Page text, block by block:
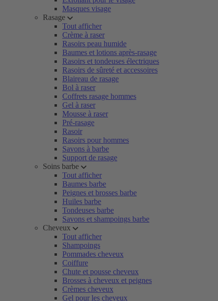
Masques visage
Rasage
Tout afficher
Crème à raser
Rasoirs peau humide
Baumes et lotions après-rasage
Rasoirs et tondeuses électriques
Rasoirs de sûreté et accessoires
Blaireau de rasage
Bol à raser
Coffrets rasage hommes
Gel à raser
Mousse à raser
Pré-rasage
Rasoir
Rasoirs pour hommes
Savons à barbe
Support de rasage
Soins barbe
Tout afficher
Baumes barbe
Peignes et brosses barbe
Huiles barbe
Tondeuses barbe
Savons et shampoings barbe
Cheveux
Tout afficher
Shampoings
Pommades cheveux
Coiffure
Chute et pousse cheveux
Brosses à cheveux et peignes
Crèmes cheveux
Gel pour les cheveux